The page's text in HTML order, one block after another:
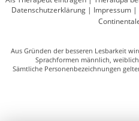
Datenschutzerklärung| Impressum|
Aus Gründen der besseren Lesbarkeit
Sprachformen männlich,
Sämtliche Personenbezeichnungen